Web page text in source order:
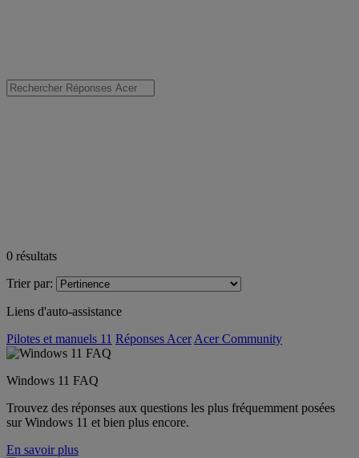
0 résultats
Trier par:
Liens d'auto-assistance
Pilotes et manuels 11 Réponses Acer Acer Community
Windows 11 FAQ
Trouvez des réponses aux questions les plus fréquemment posées
sur Windows 11 et bien plus encore.
En savoir plus